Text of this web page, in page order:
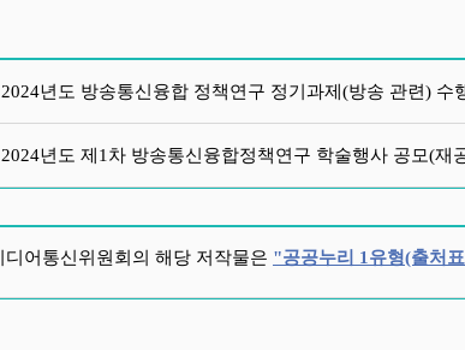
2024년도 방송통신융합 정책연구 정기과제(방송 관련) 수
2024년도 제1차 방송통신융합정책연구 학술행사 공모(재
어통신위원회의 해당 저작물은 "공공누리 1유형(출처